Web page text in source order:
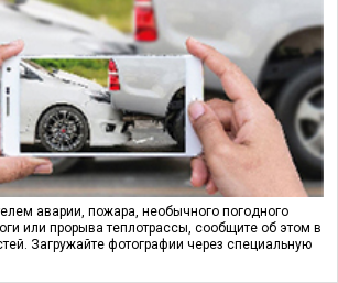
аварии, пожара, необычного погодного
или прорыва теплотрассы, сообщите об этом в
Загружайте фотографии через специальную